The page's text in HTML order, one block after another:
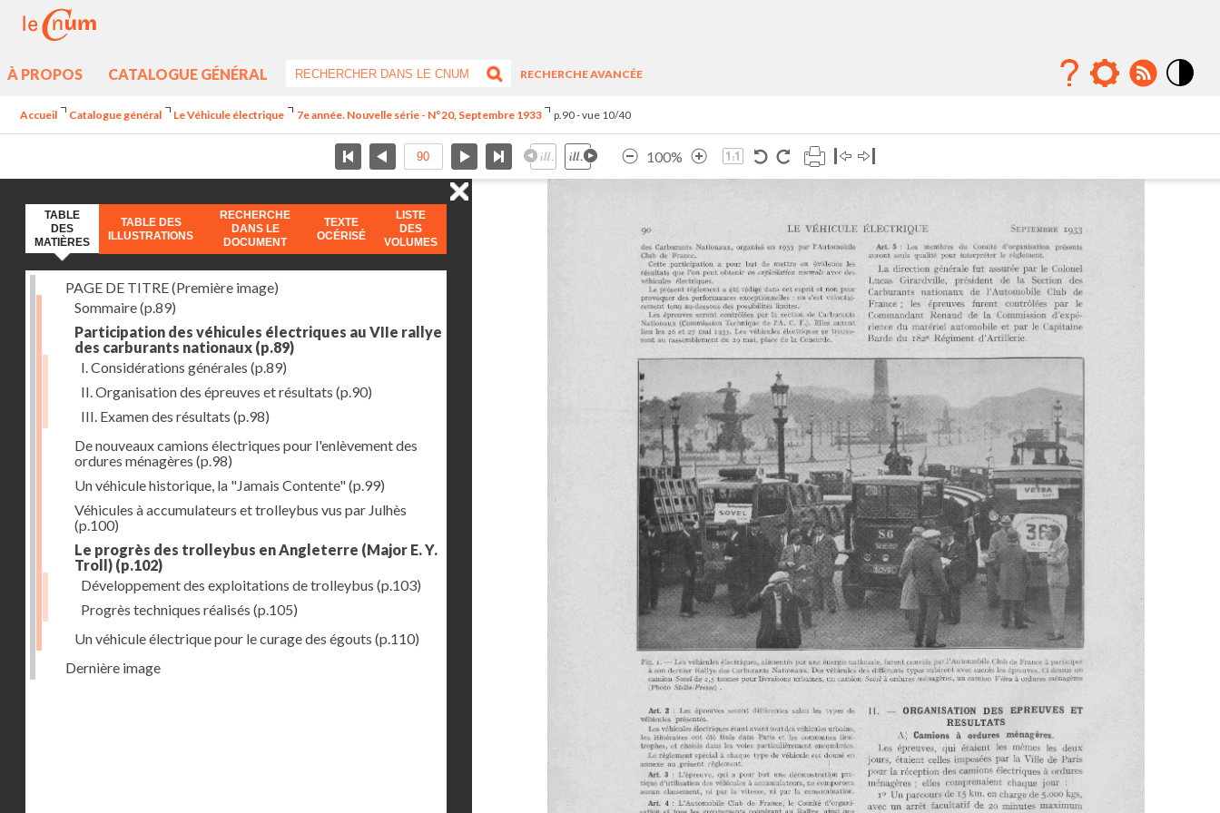
À PROPOS CATALOGUE GÉNÉRAL
RECHERCHE AVANCÉE
Accueil Catalogue général Le Véhicule électrique 7e année. Nouvelle série - N°20, Septembre 1933 p.90 - vue 10/40
100%
TABLE
DES
MATIÈRES
TABLE DES
ILLUSTRATIONS
RECHERCHE
DANS LE
DOCUMENT
TEXTE
OCÉRISÉ
LISTE
DES
VOLUMES
PAGE DE TITRE (Première image)
Sommaire(p.89)
Participation des véhicules électriques au VIIe rallye
des carburants nationaux (p.89)
I. Considérations générales (p.89)
II. Organisation des épreuves et résultats (p.90)
III. Examen des résultats (p.98)
De nouveaux camions électriques pour l'enlèvement des
ordures ménagères (p.98)
Un véhicule historique, la "Jamais Contente"(p.99)
Véhicules à accumulateurs et trolleybus vus par Julhès
(p.100)
Le progrès des trolleybus en Angleterre (Major E. Y.
Troll) (p.102)
Développement des exploitations de trolleybus (p.103)
Progrès techniques réalisés (p.105)
Un véhicule électrique pour le curage des égouts (p.110)
Dernière image